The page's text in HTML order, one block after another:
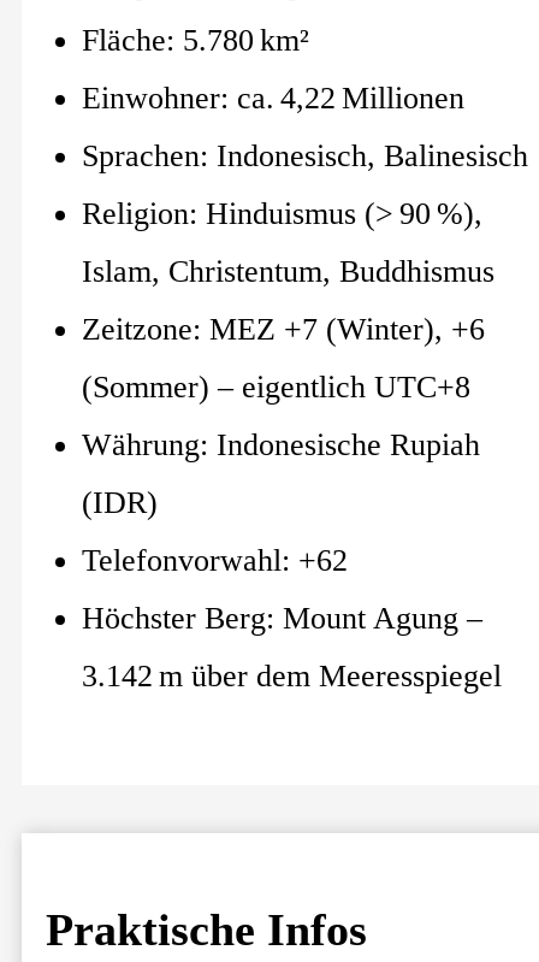
Fläche: 5.780 km²
Einwohner: ca. 4,22 Millionen
Sprachen: Indonesisch, Balinesisch
Religion: Hinduismus (> 90 %),
Islam, Christentum, Buddhismus
Zeitzone: MEZ +7 (Winter), +6
(Sommer) – eigentlich UTC+8
Währung: Indonesische Rupiah
(IDR)
Telefonvorwahl: +62
Höchster Berg: Mount Agung –
3.142 m über dem Meeresspiegel
Praktische Infos